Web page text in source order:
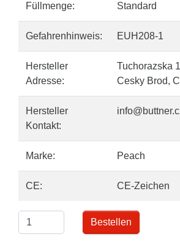
Füllmenge: Standard
Gefahrenhinweis: EUH208-1
Hersteller
Adresse:
Tuchorazska
Cesky Brod,
Hersteller
Kontakt:
Marke: Peach
CE: CE-Zeichen
Bestellen